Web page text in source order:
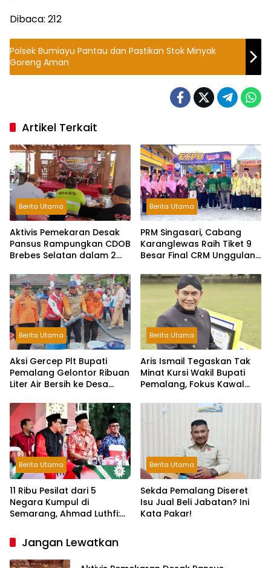
Dibaca: 212
Polsek Bumiayu Pantau dan Pastikan Stok Minyak
Goreng Aman
Artikel Terkait
Berita Utama
Aktivis Pemekaran Desak
Pansus Rampungkan CDOB
Brebes Selatan dalam 2
Tritura
Berita Utama
PRM Singasari, Cabang
Karanglewas Raih Tiket 9
Besar Final CRM Unggulan
Berita Utama
Aksi Gercep Plt Bupati
Pemalang Gelontor Ribuan
Liter Air Bersih ke Desa
Berita Utama
Aris Ismail Tegaskan Tak
Minat Kursi Wakil Bupati
Pemalang, Fokus Kawal
Berita Utama
11 Ribu Pesilat dari 5
Negara Kumpul di
Semarang, Ahmad Luthfi:
Bangsa!
Berita Utama
Sekda Pemalang Diseret
Isu Jual Beli Jabatan? Ini
Kata Pakar!
Jangan Lewatkan